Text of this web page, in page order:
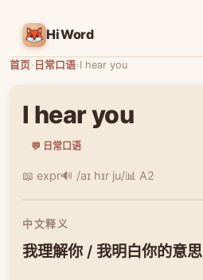
HiWord
首页› 日常口语›I hear you
I hear you
💬 日常口语
📖 expr🔊 /aɪ hɪr ju/📊 A2
中文释义
我理解你 / 我明白你的意思